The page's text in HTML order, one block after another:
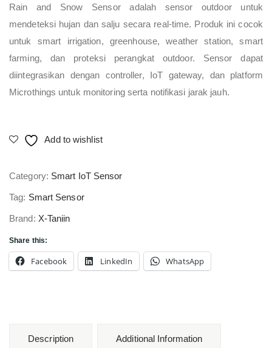
Rain and Snow Sensor adalah sensor outdoor untuk
mendeteksi hujan dan salju secara real-time. Produk ini cocok
untuk smart irrigation, greenhouse, weather station, smart
farming, dan proteksi perangkat outdoor. Sensor dapat
diintegrasikan dengan controller, IoT gateway, dan platform
Microthings untuk monitoring serta notifikasi jarak jauh.
Add to wishlist
Category: Smart IoT Sensor
Tag: Smart Sensor
Brand: X-Taniin
Share this:
Facebook LinkedIn WhatsApp
Description Additional Information